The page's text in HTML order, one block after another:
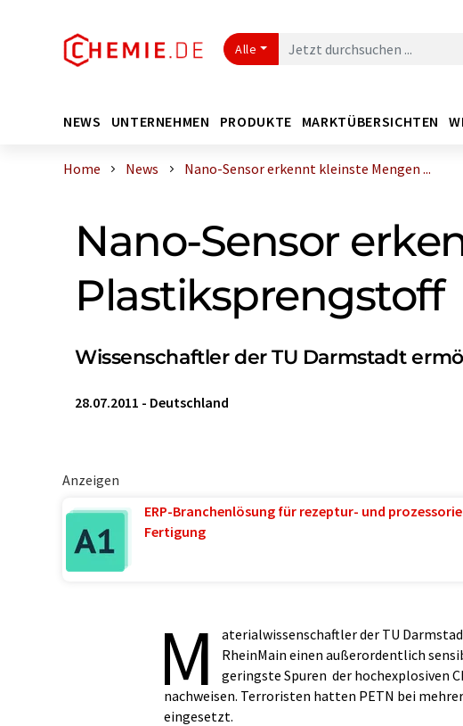
Alle
NEWS UNTERNEHMEN PRODUKTE MARKTÜBERSICHTEN
Home News Nano-Sensor erkennt kleinste Mengen ...
Nano-Sensor
Plastiksprengstoff
Wissenschaftler der TU Darmstadt
28.07.2011 - Deutschland
Anzeigen
ERP-Branchenlösung für rezeptur- und
Fertigung
M
aterialwissenschaftler der TU
RheinMain einen außerordentlich
geringste Spuren der hochexplosiven
nachweisen. Terroristen hatten PETN bei
eingesetzt.